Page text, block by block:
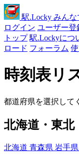
駅.Locky みんな
ログイン ユーザー登
トップ 駅.Lockyにつ
ロード フォーラム
時刻表リ
都道府県を選択して
北海道・東北
北海道 青森県 岩手県